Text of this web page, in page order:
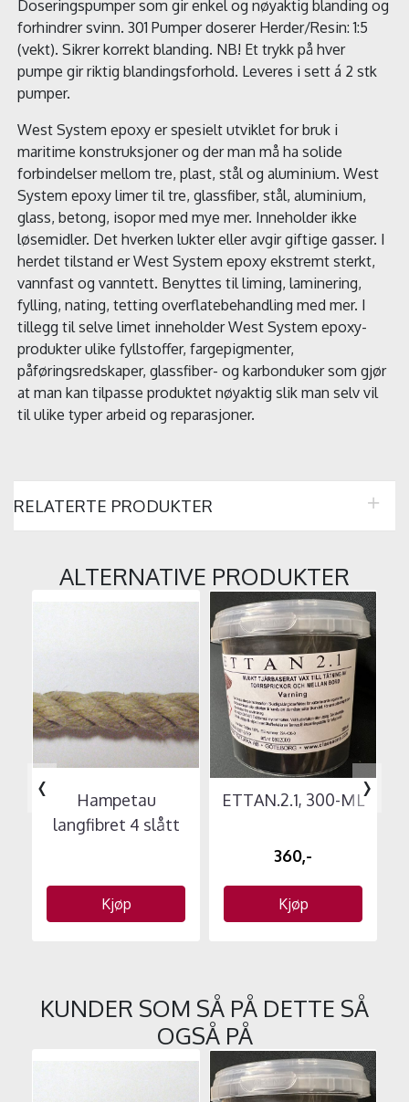
Doseringspumper som gir enkel og nøyaktig blanding og
forhindrer svinn. 301 Pumper doserer Herder/Resin: 1:5
(vekt). Sikrer korrekt blanding. NB! Et trykk på hver
pumpe gir riktig blandingsforhold. Leveres i sett á 2 stk
pumper.
West System epoxy er spesielt utviklet for bruk i
maritime konstruksjoner og der man må ha solide
forbindelser mellom tre, plast, stål og aluminium. West
System epoxy limer til tre, glassfiber, stål, aluminium,
glass, betong, isopor med mye mer. Inneholder ikke
løsemidler. Det hverken lukter eller avgir giftige gasser. I
herdet tilstand er West System epoxy ekstremt sterkt,
vannfast og vanntett. Benyttes til liming, laminering,
fylling, nating, tetting overflatebehandling med mer. I
tillegg til selve limet inneholder West System epoxy-
produkter ulike fyllstoffer, fargepigmenter,
påføringsredskaper, glassfiber- og karbonduker som gjør
at man kan tilpasse produktet nøyaktig slik man selv vil
til ulike typer arbeid og reparasjoner.
RELATERTE PRODUKTER
ALTERNATIVE PRODUKTER
Hampetau
langfibret 4 slått
Kjøp
ETTAN.2.1, 300-ML
360,-
Kjøp
‹ ›
KUNDER SOM SÅ PÅ DETTE SÅ
OGSÅ PÅ